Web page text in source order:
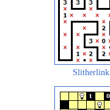
Slitherlink